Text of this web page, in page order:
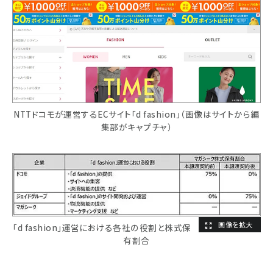
NTTドコモが運営するECサイト「d fashion」（画像はサイトから編
集部がキャプチャ）
「d fashion」運営における各社の役割と株式保
有割合